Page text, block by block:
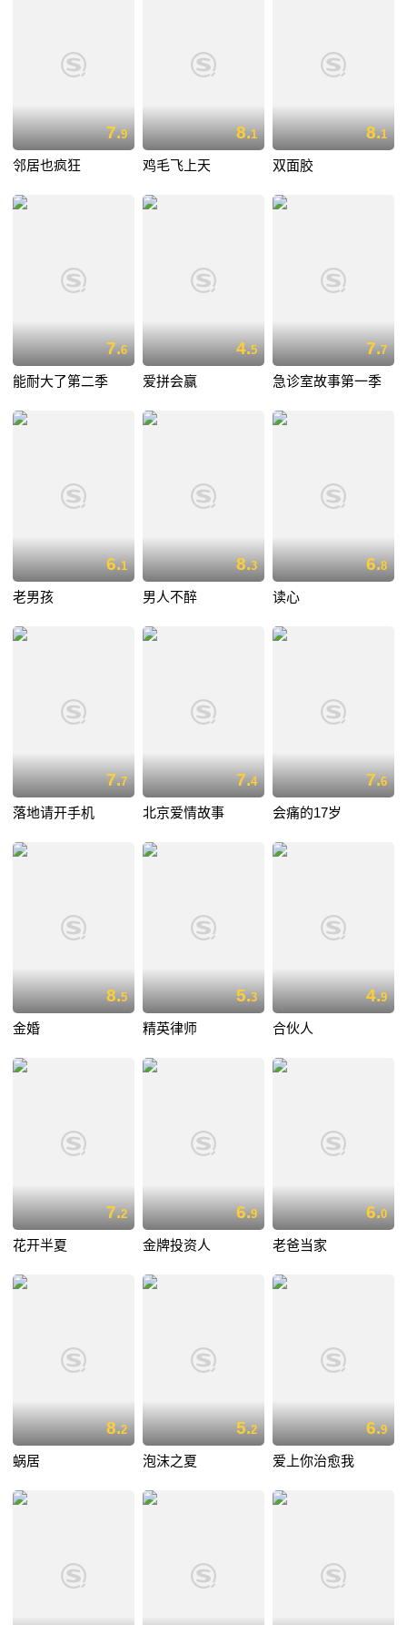
7.9
邻居也疯狂
8.1
鸡毛飞上天
8.1
双面胶
7.6
能耐大了第二季
4.5
爱拼会赢
7.7
急诊室故事第一季
6.1
老男孩
8.3
男人不醉
6.8
读心
7.7
落地请开手机
7.4
北京爱情故事
7.6
会痛的17岁
8.5
金婚
5.3
精英律师
4.9
合伙人
7.2
花开半夏
6.9
金牌投资人
6.0
老爸当家
8.2
蜗居
5.2
泡沫之夏
6.9
爱上你治愈我